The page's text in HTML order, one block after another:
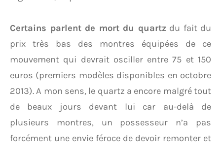
Certains parlent de mort du quartz du fait du
prix très bas des montres équipées de ce
mouvement qui devrait osciller entre 75 et 150
euros (premiers modèles disponibles en octobre
2013). A mon sens, le quartz a encore malgré tout
de beaux jours devant lui car au-delà de
plusieurs montres, un possesseur n’a pas
forcément une envie féroce de devoir remonter et